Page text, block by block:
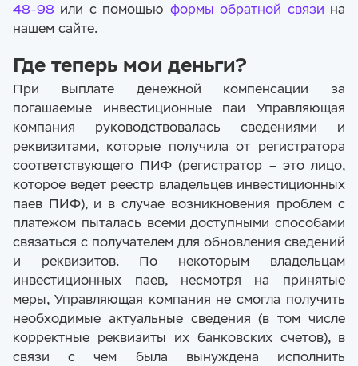
48-98 или с помощью формы обратной связи на
нашем сайте.
Где теперь мои деньги?
При выплате денежной компенсации за
погашаемые инвестиционные паи Управляющая
компания руководствовалась сведениями и
реквизитами, которые получила от регистратора
соответствующего ПИФ (регистратор – это лицо,
которое ведет реестр владельцев инвестиционных
паев ПИФ), и в случае возникновения проблем с
платежом пыталась всеми доступными способами
связаться с получателем для обновления сведений
и реквизитов. По некоторым владельцам
инвестиционных паев, несмотря на принятые
меры, Управляющая компания не смогла получить
необходимые актуальные сведения (в том числе
корректные реквизиты их банковских счетов), в
связи с чем была вынуждена исполнить